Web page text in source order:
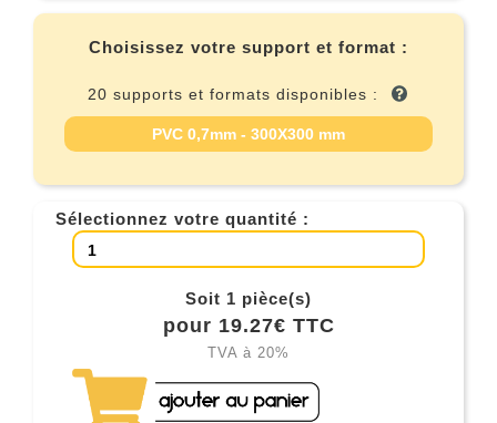
Choisissez votre support et format :
20 supports et formats disponibles :
PVC 0,7mm - 300X300 mm
Sélectionnez votre quantité :
Soit 1 pièce(s)
pour 19.27€ TTC
TVA à 20%